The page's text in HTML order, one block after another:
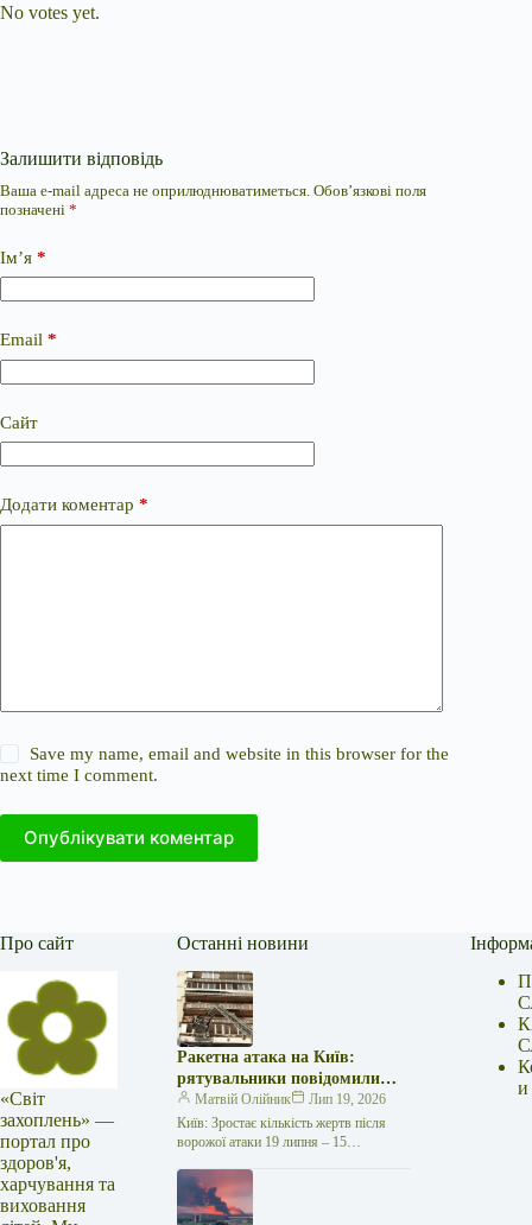
No votes yet.
Залишити відповідь
Ваша e-mail адреса не оприлюднюватиметься. Обов’язкові поля
позначені *
Ім’я *
Email *
Сайт
Додати коментар *
Save my name, email and website in this browser for the
next time I comment.
Опублікувати коментар
Про сайт
«Світ
захоплень» —
портал про
здоров'я,
харчування та
виховання
Останні новини
Ракетна атака на Київ:
рятувальники повідомили
про 15 поранених
Матвій Олійник
Лип 19, 2026
Київ: Зростає кількість жертв після
ворожої атаки 19 липня – 15
російської агресії, що сталася у
столиці…
и